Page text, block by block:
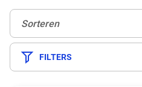
Sorteren:
Sorteren
FILTERS